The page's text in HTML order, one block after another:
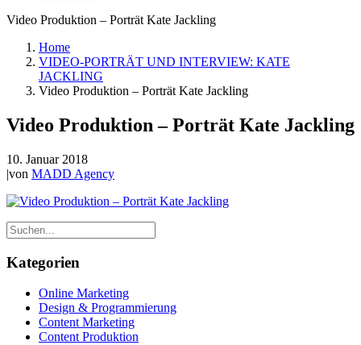
Video Produktion – Porträt Kate Jackling
Home
VIDEO-PORTRÄT UND INTERVIEW: KATE
JACKLING
Video Produktion – Porträt Kate Jackling
Video Produktion – Porträt Kate Jackling
10. Januar 2018
|von MADD Agency
Kategorien
Online Marketing
Design & Programmierung
Content Marketing
Content Produktion